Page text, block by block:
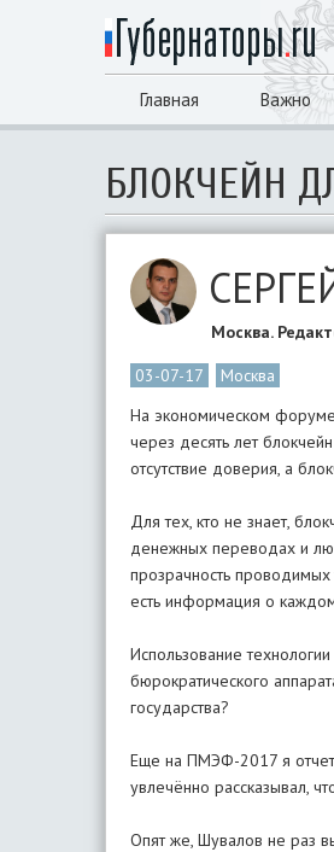
Главная Важно
БЛОКЧЕЙН
Москва.
03-07-17
Москва
На экономическом форуме
через десять лет
отсутствие доверия, а
Для тех, кто не знает,
денежных переводах и
прозрачность проводимых
есть информация о
Использование
бюрократического
государства?
Еще на ПМЭФ-2017 я
увлечённо рассказывал,
Опят же, Шувалов не раз